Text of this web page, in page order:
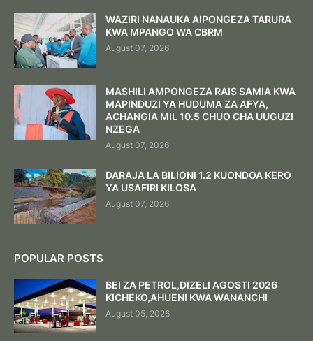
WAZIRI NANAUKA AIPONGEZA TARURA
KWA MPANGO WA CBRM
August 07, 2026
MASHILI AMPONGEZA RAIS SAMIA KWA
MAPINDUZI YA HUDUMA ZA AFYA,
ACHANGIA MIL 10.5 CHUO CHA UUGUZI
NZEGA
August 07, 2026
DARAJA LA BILIONI 1.2 KUONDOA KERO
YA USAFIRI KILOSA
August 07, 2026
POPULAR POSTS
BEI ZA PETROL,DIZELI AGOSTI 2026
KICHEKO,AHUENI KWA WANANCHI
August 05, 2026